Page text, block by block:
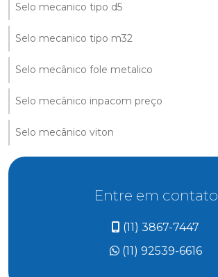
Selo mecanico tipo d5
Selo mecanico tipo m32
Selo mecânico fole metalico
Selo mecânico inpacom preço
Selo mecânico viton
Entre em contato
(11) 3867-7447
(11) 92539-6616